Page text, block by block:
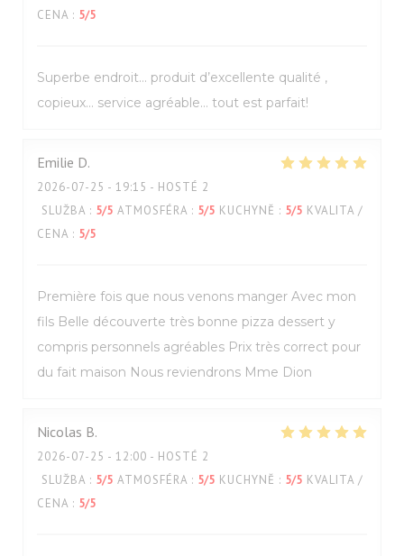
CENA : 5/5
Superbe endroit… produit d’excellente qualité ,
copieux… service agréable… tout est parfait!
Emilie D
2026-07-25 - 19:15 - HOSTÉ 2
SLUŽBA : 5/5 ATMOSFÉRA : 5/5 KUCHYNĚ : 5/5 KVALITA /
CENA : 5/5
Première fois que nous venons manger Avec mon
fils Belle découverte très bonne pizza dessert y
compris personnels agréables Prix très correct pour
du fait maison Nous reviendrons Mme Dion
Nicolas B
2026-07-25 - 12:00 - HOSTÉ 2
SLUŽBA : 5/5 ATMOSFÉRA : 5/5 KUCHYNĚ : 5/5 KVALITA /
CENA : 5/5